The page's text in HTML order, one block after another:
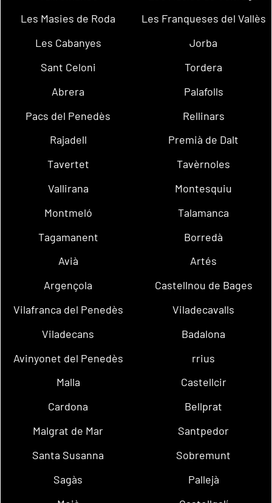
Les Masies de Roda
Les Franqueses del Vallès
Les Cabanyes
Jorba
Sant Celoni
Tordera
Abrera
Palafolls
Pacs del Penedès
Rellinars
Rajadell
Premià de Dalt
Tavertet
Tavèrnoles
Vallirana
Montesquiu
Montmeló
Talamanca
Tagamanent
Borredà
Avià
Artés
Argençola
Castellnou de Bages
Vilafranca del Penedès
Viladecavalls
Viladecans
Badalona
Avinyonet del Penedès
rrius
Malla
Castellcir
Cardona
Bellprat
Malgrat de Mar
Santpedor
Santa Susanna
Sobremunt
Sagàs
Pallejà